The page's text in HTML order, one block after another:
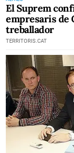
El Suprem
empresaris de
treballador
TERRITORIS.CAT